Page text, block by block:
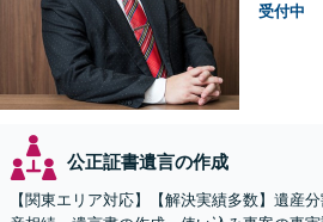
受付中
公正証書遺言の作成
【関東エリア対応】【解決実績多数】遺産